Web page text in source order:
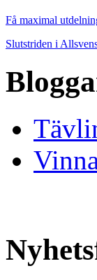
Få maximal
Slutstriden i